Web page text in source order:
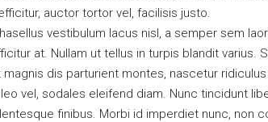
auctor tortor vel, facilisis justo.
vestibulum lacus nisl, a semper sem
at. Nullam ut tellus in turpis blandit
dis parturient montes, nascetur
vel, sodales eleifend diam. Nunc tincidunt
finibus. Morbi id imperdiet nunc, non